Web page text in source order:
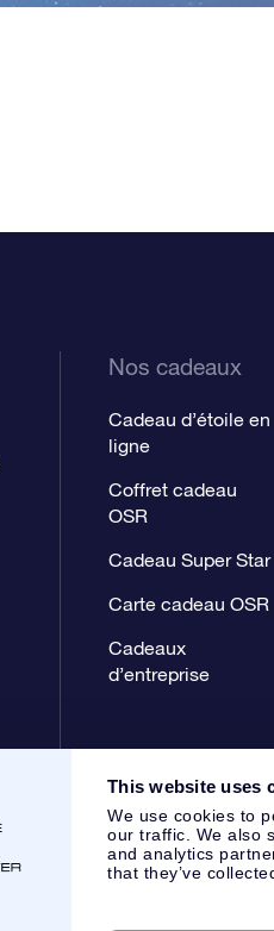
This website uses
We use cookies to
our traffic. We also
and analytics
that they’ve
Nos cadeaux
Cadeau d’étoile en
ligne
Coffret cadeau
OSR
Cadeau Super Star
Carte cadeau OSR
Cadeaux
d’entreprise